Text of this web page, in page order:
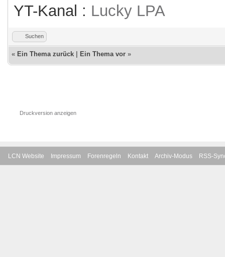
YT-Kanal : Lucky LPA
Suchen
« Ein Thema zurück Ein Thema vor »
Druckversion anzeigen
LCN Website Impressum Forenregeln Kontakt Archiv-Modus RSS-